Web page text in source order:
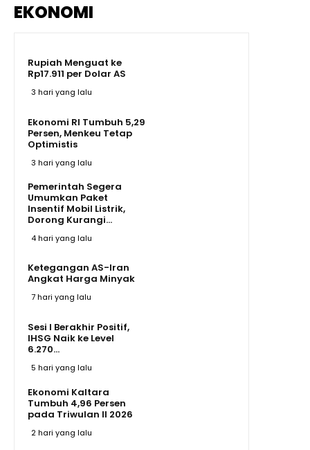
EKONOMI
Rupiah Menguat ke
Rp17.911 per Dolar AS
3 hari yang lalu
Ekonomi RI Tumbuh 5,29
Persen, Menkeu Tetap
Optimistis
3 hari yang lalu
Pemerintah Segera
Umumkan Paket
Insentif Mobil Listrik,
Dorong Kurangi...
4 hari yang lalu
Ketegangan AS-Iran
Angkat Harga Minyak
7 hari yang lalu
Sesi I Berakhir Positif,
IHSG Naik ke Level
6.270...
5 hari yang lalu
Ekonomi Kaltara
Tumbuh 4,96 Persen
pada Triwulan II 2026
2 hari yang lalu